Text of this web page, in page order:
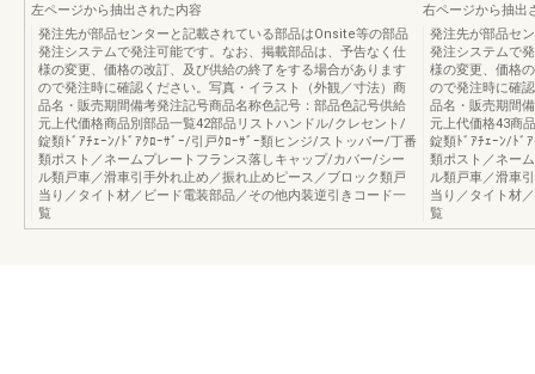
左ページから抽出された内容
発注先が部品センターと記載されている部品はOnsite等の部品
発注システムで発注可能です。なお、掲載部品は、予告なく仕
様の変更、価格の改訂、及び供給の終了をする場合があります
ので発注時に確認ください。写真・イラスト（外観／寸法）商
品名・販売期間備考発注記号商品名称色記号：部品色記号供給
元上代価格商品別部品一覧42部品リストハンドル/クレセント/
錠類ﾄﾞｱﾁｪｰﾝ/ﾄﾞｱｸﾛｰｻﾞｰ/引戸ｸﾛｰｻﾞｰ類ヒンジ/ストッパー/丁番
類ポスト／ネームプレートフランス落しキャップ/カバー/シー
ル類戸車／滑車引手外れ止め／振れ止めピース／ブロック類戸
当り／タイト材／ビード電装部品／その他内装逆引きコード一
覧
右ページから抽出
発注先が部品セ
発注システムで
様の変更、価格
ので発注時に確
品名・販売期間
元上代価格43商
錠類ﾄﾞｱﾁｪｰﾝ/ﾄﾞ
類ポスト／ネー
ル類戸車／滑車
当り／タイト材
覧